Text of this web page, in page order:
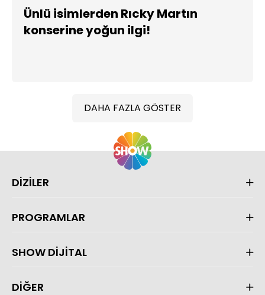
Ünlü isimlerden Rıcky Martın
konserine yoğun ilgi!
DAHA FAZLA GÖSTER
DİZİLER
PROGRAMLAR
SHOW DİJİTAL
DİĞER